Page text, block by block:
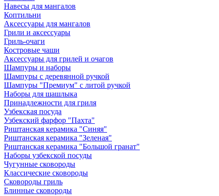
Навесы для мангалов
Коптильни
Аксессуары для мангалов
Грили и аксессуары
Гриль-очаги
Костровые чаши
Аксессуары для грилей и очагов
Шампуры и наборы
Шампуры с деревянной ручкой
Шампуры "Премиум" с литой ручкой
Наборы для шашлыка
Принадлежности для гриля
Узбекская посуда
Узбекский фарфор "Пахта"
Риштанская керамика "Синяя"
Риштанская керамика "Зеленая"
Риштанская керамика "Большой гранат"
Наборы узбекской посуды
Чугунные сковороды
Классические сковороды
Сковороды гриль
Блинные сковороды